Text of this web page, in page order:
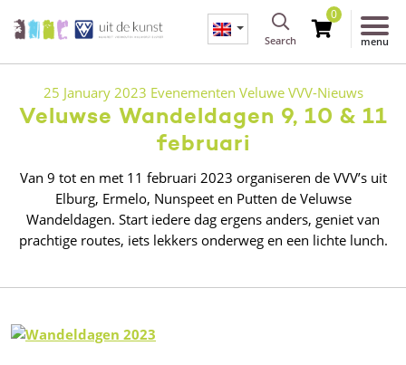
Search
0
menu
25 January 2023 Evenementen Veluwe VVV-Nieuws
Veluwse Wandeldagen 9, 10 & 11
februari
Van 9 tot en met 11 februari 2023 organiseren de VVV’s uit
Elburg, Ermelo, Nunspeet en Putten de Veluwse
Wandeldagen. Start iedere dag ergens anders, geniet van
prachtige routes, iets lekkers onderweg en een lichte lunch.